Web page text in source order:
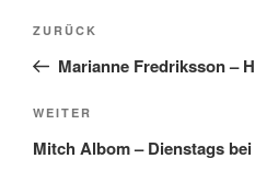
Beitragsnavigation
Vorheriger
Beitrag
ZURÜCK
Marianne Fredriksson –
Nächster
Beitrag
WEITER
Mitch Albom – Dienstags